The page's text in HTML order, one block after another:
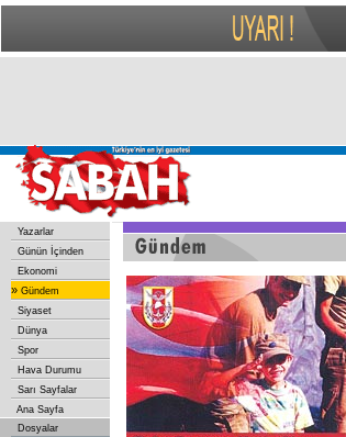
Yazarlar
Günün İçinden
Ekonomi
» Gündem
Siyaset
Dünya
Spor
Hava Durumu
Sarı Sayfalar
Ana Sayfa
Dosyalar